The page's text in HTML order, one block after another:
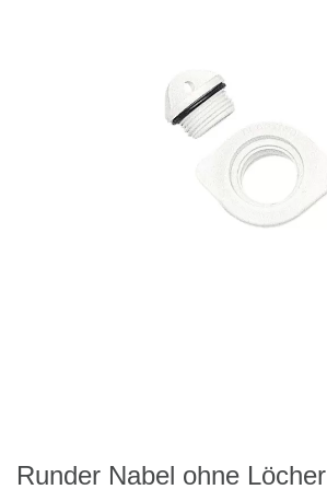
Runder Nabel ohne Löcher